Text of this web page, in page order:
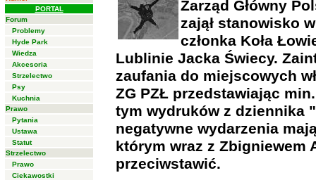
PORTAL
Forum
Problemy
Hyde Park
Wiedza
Akcesoria
Strzelectwo
Psy
Kuchnia
Prawo
Pytania
Ustawa
Statut
Strzelectwo
Prawo
Ciekawostki
Zarząd Główny
zajął stanowisko
członka Koła
Lublinie Jacka Świecy.
zaufania do miejscowych
ZG PZŁ przedstawiając
tym wydruków z dziennika
negatywne wydarzenia
którym wraz z Zbigniewem
przeciwstawić.